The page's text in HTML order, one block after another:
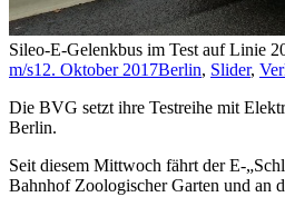
Sileo-E-Gelenkbus im Test auf Linie
m/s12. Oktober 2017Berlin, Slider,
Die BVG setzt ihre Testreihe mit
Berlin.
Seit diesem Mittwoch fährt der E-
Bahnhof Zoologischer Garten und an